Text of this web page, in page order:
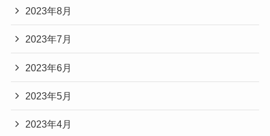
2023年8月
2023年7月
2023年6月
2023年5月
2023年4月